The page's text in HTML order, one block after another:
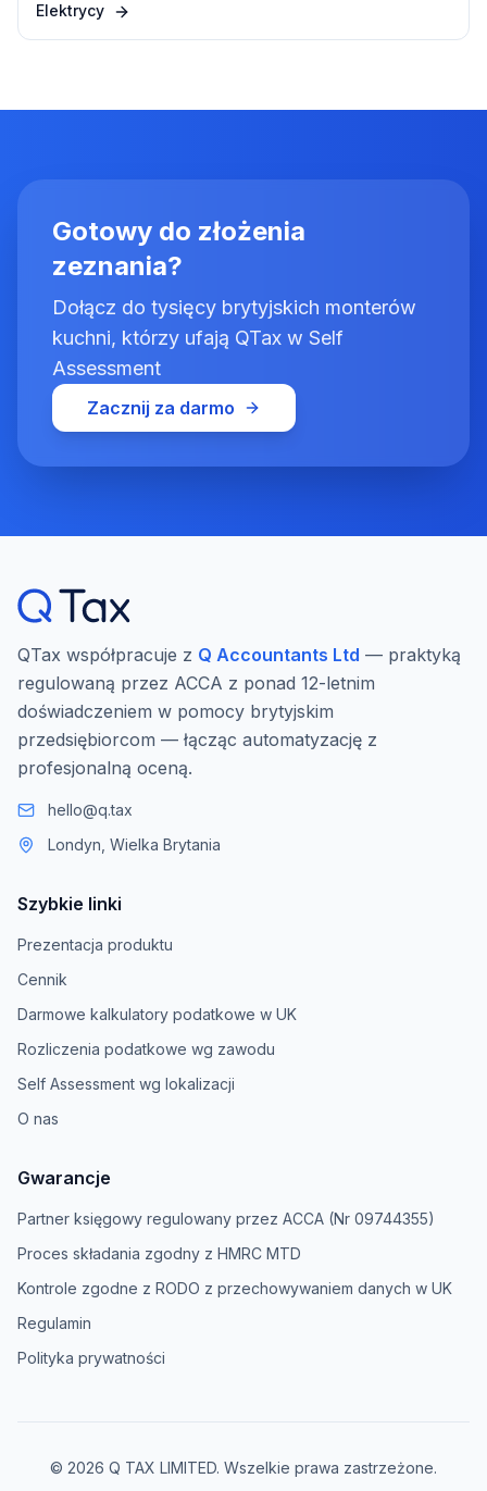
Elektrycy
Gotowy do złożenia
zeznania?
Dołącz do tysięcy brytyjskich monterów
kuchni, którzy ufają QTax w Self
Assessment
Zacznij za darmo
QTax współpracuje z Q Accountants Ltd — praktyką
regulowaną przez ACCA z ponad 12-letnim
doświadczeniem w pomocy brytyjskim
przedsiębiorcom — łącząc automatyzację z
profesjonalną oceną.
hello@q.tax
Londyn, Wielka Brytania
Szybkie linki
Prezentacja produktu
Cennik
Darmowe kalkulatory podatkowe w UK
Rozliczenia podatkowe wg zawodu
Self Assessment wg lokalizacji
O nas
Gwarancje
Partner księgowy regulowany przez ACCA (Nr 09744355)
Proces składania zgodny z HMRC MTD
Kontrole zgodne z RODO z przechowywaniem danych w UK
Regulamin
Polityka prywatności
© 2026 Q TAX LIMITED. Wszelkie prawa zastrzeżone.